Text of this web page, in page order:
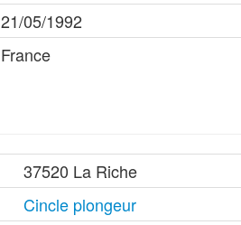
21/05/1992
France
37520 La Riche
Cincle plongeur